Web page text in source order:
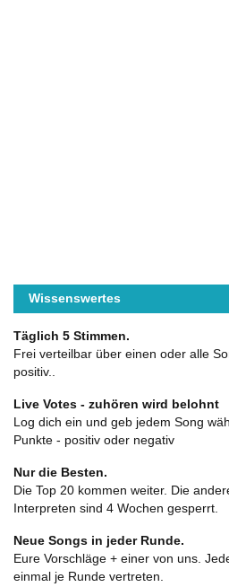
Wissenswertes
Täglich 5 Stimmen.
Frei verteilbar über einen oder alle
positiv..
Live Votes - zuhören wird belohnt
Log dich ein und geb jedem Song
Punkte - positiv oder negativ
Nur die Besten.
Die Top 20 kommen weiter. Die
Interpreten sind 4 Wochen gesperrt.
Neue Songs in jeder Runde.
Eure Vorschläge + einer von uns.
einmal je Runde vertreten.